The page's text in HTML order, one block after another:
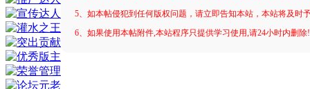
5、如本帖侵犯到任何版权问题，请立即告知本站，本站将及时
6、如果使用本帖附件,本站程序只提供学习使用,请24小时内删